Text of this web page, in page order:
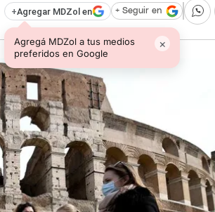
+Agregar MDZol en
Agregá MDZol a tus medios
preferidos en Google
×
+ Seguir en